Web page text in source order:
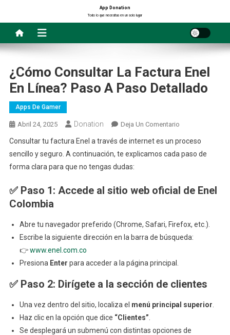
contenido
App Donation
Todo lo que necesitas en un solo lugar
¿Cómo Consultar La Factura Enel
En Línea? Paso A Paso Detallado
Apps De Gamer
Abril 24, 2025 Donation Deja Un ComentarioEn
La
En
Paso
Consultar tu factura Enel a través de internet es un proceso
sencillo y seguro. A continuación, te explicamos cada paso de
forma clara para que no tengas dudas:
✅ Paso 1: Accede al sitio web oficial de Enel
Colombia
Abre tu navegador preferido (Chrome, Safari, Firefox, etc.).
Escribe la siguiente dirección en la barra de búsqueda:
👉www.enel.com.co
Presiona Enter para acceder a la página principal.
✅ Paso 2: Dirígete a la sección de clientes
Una vez dentro del sitio, localiza el menú principal superior
Haz clic en la opción que dice “Clientes”
Se desplegará un submenú con distintas opciones de